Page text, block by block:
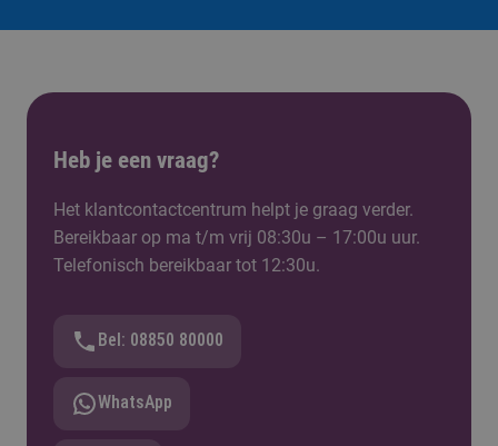
Heb je een vraag?
Het klantcontactcentrum helpt je graag verder.
Bereikbaar op ma t/m vrij 08:30u – 17:00u uur.
Telefonisch bereikbaar tot 12:30u.
Bel: 08850 80000
WhatsApp